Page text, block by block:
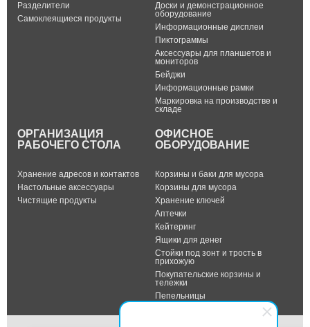
Разделители
Самоклеящиеся продукты
Доски и демонстрационное
оборудование
Информационные дисплеи
Пиктограммы
Аксессуары для планшетов и
мониторов
Бейджи
Информационные рамки
Маркировка на производстве и
складе
ОРГАНИЗАЦИЯ
РАБОЧЕГО СТОЛА
Хранение адресов и контактов
Настольные аксессуары
Чистящие продукты
ОФИСНОЕ
ОБОРУДОВАНИЕ
Корзины и баки для мусора
Корзины для мусора
Хранение ключей
Аптечки
Кейтеринг
Ящики для денег
Стойки под зонт и трость в
прихожую
Покупательские корзины и
тележки
Пепельницы